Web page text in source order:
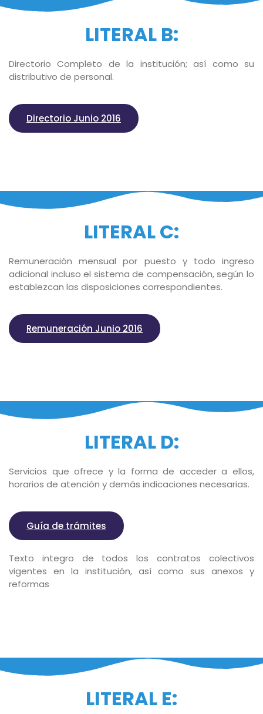
LITERAL B:
Directorio Completo de la institución; así como su
distributivo de personal.
Directorio Junio 2016
LITERAL C:
Remuneración mensual por puesto y todo ingreso
adicional incluso el sistema de compensación, según lo
establezcan las disposiciones correspondientes.
Remuneración Junio 2016
LITERAL D:
Servicios que ofrece y la forma de acceder a ellos,
horarios de atención y demás indicaciones necesarias.
Guía de trámites
Texto integro de todos los contratos colectivos
vigentes en la institución, así como sus anexos y
reformas
LITERAL E: